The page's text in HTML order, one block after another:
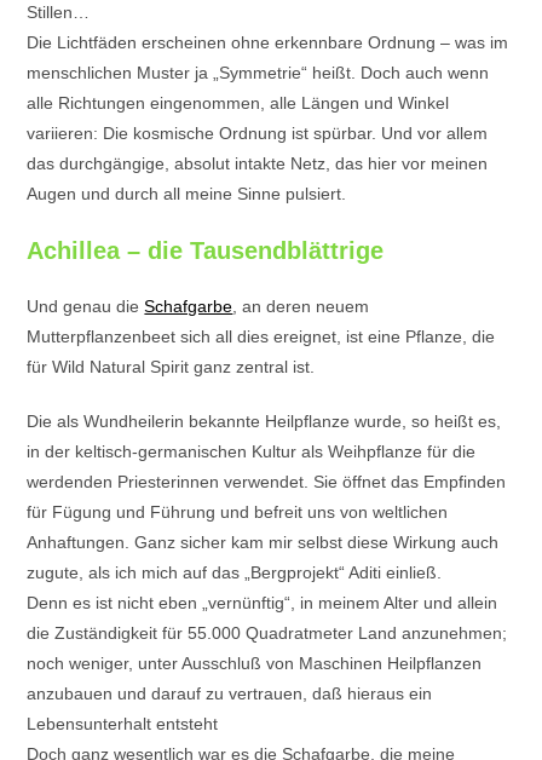
Stillen…
Die Lichtfäden erscheinen ohne erkennbare Ordnung – was im
menschlichen Muster ja „Symmetrie“ heißt. Doch auch wenn
alle Richtungen eingenommen, alle Längen und Winkel
variieren: Die kosmische Ordnung ist spürbar. Und vor allem
das durchgängige, absolut intakte Netz, das hier vor meinen
Augen und durch all meine Sinne pulsiert.
Achillea – die Tausendblättrige
Und genau dieSchafgarbe , an deren neuem
Mutterpflanzenbeet sich all dies ereignet, ist eine Pflanze, die
für Wild Natural Spirit ganz zentral ist.
Die als Wundheilerin bekannte Heilpflanze wurde, so heißt es,
in der keltisch-germanischen Kultur als Weihpflanze für die
werdenden Priesterinnen verwendet. Sie öffnet das Empfinden
für Fügung und Führung und befreit uns von weltlichen
Anhaftungen. Ganz sicher kam mir selbst diese Wirkung auch
zugute, als ich mich auf das „Bergprojekt“ Aditi einließ.
Denn es ist nicht eben „vernünftig“, in meinem Alter und allein
die Zuständigkeit für 55.000 Quadratmeter Land anzunehmen;
noch weniger, unter Ausschluß von Maschinen Heilpflanzen
anzubauen und darauf zu vertrauen, daß hieraus ein
Lebensunterhalt entsteht
Doch ganz wesentlich war es die Schafgarbe, die meine